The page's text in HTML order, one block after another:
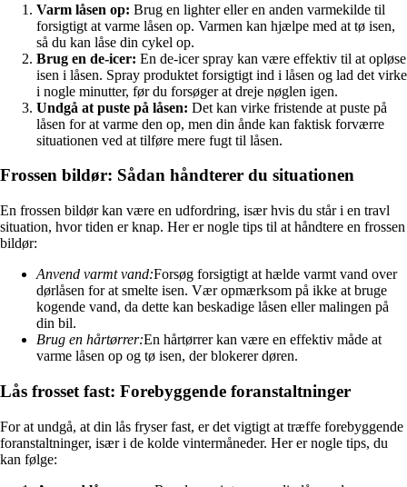
Varm låsen op: Brug en lighter eller en anden varmekilde til
forsigtigt at varme låsen op. Varmen kan hjælpe med at tø isen,
så du kan låse din cykel op.
Brug en de-icer: En de-icer spray kan være effektiv til at opløse
isen i låsen. Spray produktet forsigtigt ind i låsen og lad det virke
i nogle minutter, før du forsøger at dreje nøglen igen.
Undgå at puste på låsen: Det kan virke fristende at puste på
låsen for at varme den op, men din ånde kan faktisk forværre
situationen ved at tilføre mere fugt til låsen.
Frossen bildør: Sådan håndterer du situationen
En frossen bildør kan være en udfordring, især hvis du står i en travl
situation, hvor tiden er knap. Her er nogle tips til at håndtere en frossen
bildør:
Anvend varmt vand:Forsøg forsigtigt at hælde varmt vand over
dørlåsen for at smelte isen. Vær opmærksom på ikke at bruge
kogende vand, da dette kan beskadige låsen eller malingen på
din bil.
Brug en hårtørrer:En hårtørrer kan være en effektiv måde at
varme låsen op og tø isen, der blokerer døren.
Lås frosset fast: Forebyggende foranstaltninger
For at undgå, at din lås fryser fast, er det vigtigt at træffe forebyggende
foranstaltninger, især i de kolde vintermåneder. Her er nogle tips, du
kan følge: